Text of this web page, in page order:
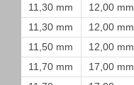
11,30 mm
12,00 mm
11,30 mm
12,00 mm
11,50 mm
12,00 mm
11,70 mm
17,00 mm